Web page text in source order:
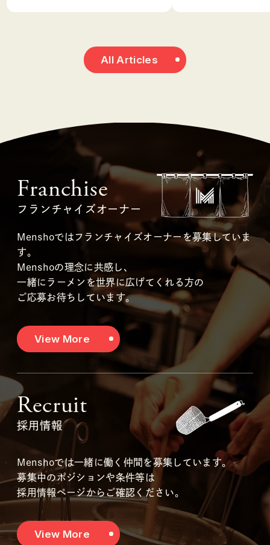
All Articles
Franchise
フランチャイズオーナー
Menshoではフランチャイズオーナーを募集していま
す。
Menshoの理念に共感し、
一緒にラーメンを世界に広げてくれる方の
ご応募お待ちしています。
View More
Recruit
採用情報
Menshoでは一緒に働く仲間を募集しています。
募集中のポジションや条件等は
採用情報ページからご確認ください。
View More